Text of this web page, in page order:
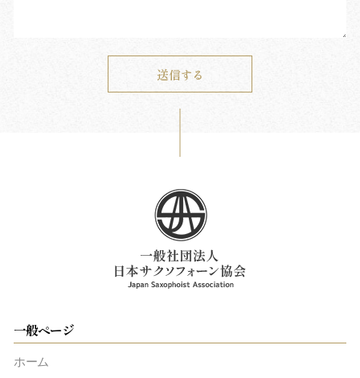
一般ページ
ホーム